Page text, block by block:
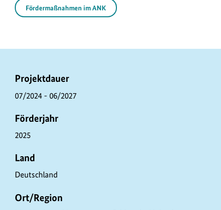
Fördermaßnahmen im ANK
P
r
j
e
k
t
d
a
Projektdauer
07/2024 - 06/2027
Förderjahr
2025
Land
Deutschland
Ort/Region